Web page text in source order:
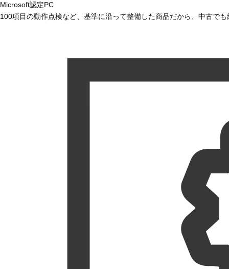
Microsoft認定PC
100項目の動作点検など、基準に沿って整備した商品だから、中古で